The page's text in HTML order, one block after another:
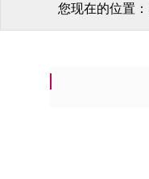
您现在的位置：